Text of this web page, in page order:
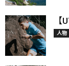
【
人物